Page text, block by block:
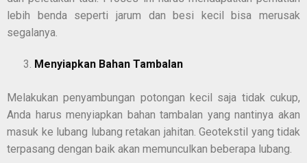
lebih benda seperti jarum dan besi kecil bisa merusak
segalanya.
Menyiapkan Bahan Tambalan
Melakukan penyambungan potongan kecil saja tidak cukup,
Anda harus menyiapkan bahan tambalan yang nantinya akan
masuk ke lubang lubang retakan jahitan. Geotekstil yang tidak
terpasang dengan baik akan memunculkan beberapa lubang.